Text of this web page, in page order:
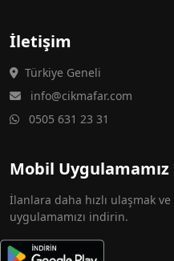
İletişim
Türkiye Geneli
info@cikmafar.com
0505 631 23 31
Mobil Uygulamamız
İlanlara daha hızlı ulaşmak
uygulamamızı indirin.